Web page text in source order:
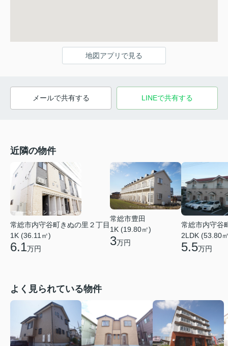
地図アプリで見る
メールで共有する LINEで共有する
近隣の物件
常総市内守谷町きぬの里２丁目
1K (36.11㎡)
6.1万円
常総市豊田
1K (19.80㎡)
3万円
常総市内守谷
2LDK (53.80
5.5万円
よく見られている物件